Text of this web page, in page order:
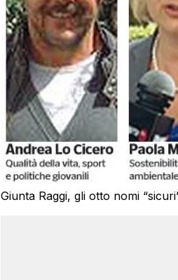
Giunta Raggi, gli otto nomi